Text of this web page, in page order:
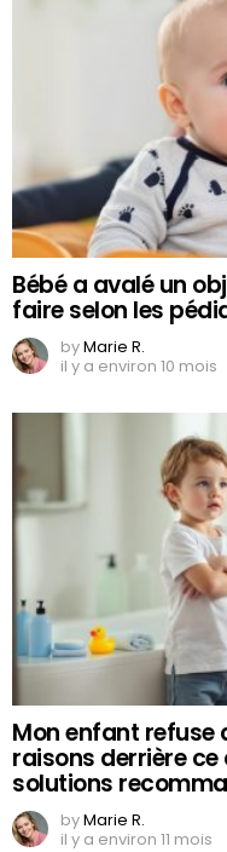
Bébé a avalé un
faire selon les
byMarie R.
il y a environ 10 mois
Mon enfant refuse
raisons derrière
solutions
byMarie R.
il y a environ 11 mois